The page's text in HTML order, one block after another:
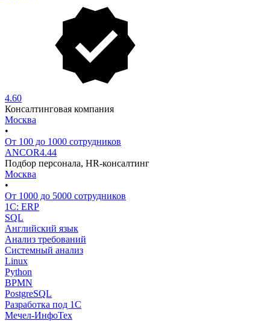
4.60
Консалтинговая компания
Москва
•
От 100 до 1000 сотрудников
ANCOR4.44
Подбор персонала, HR-консалтинг
Москва
•
От 1000 до 5000 сотрудников
1C: ERP
SQL
Английский язык
Анализ требований
Системный анализ
Linux
Python
BPMN
PostgreSQL
Разработка под 1С
Мечел-ИнфоТех